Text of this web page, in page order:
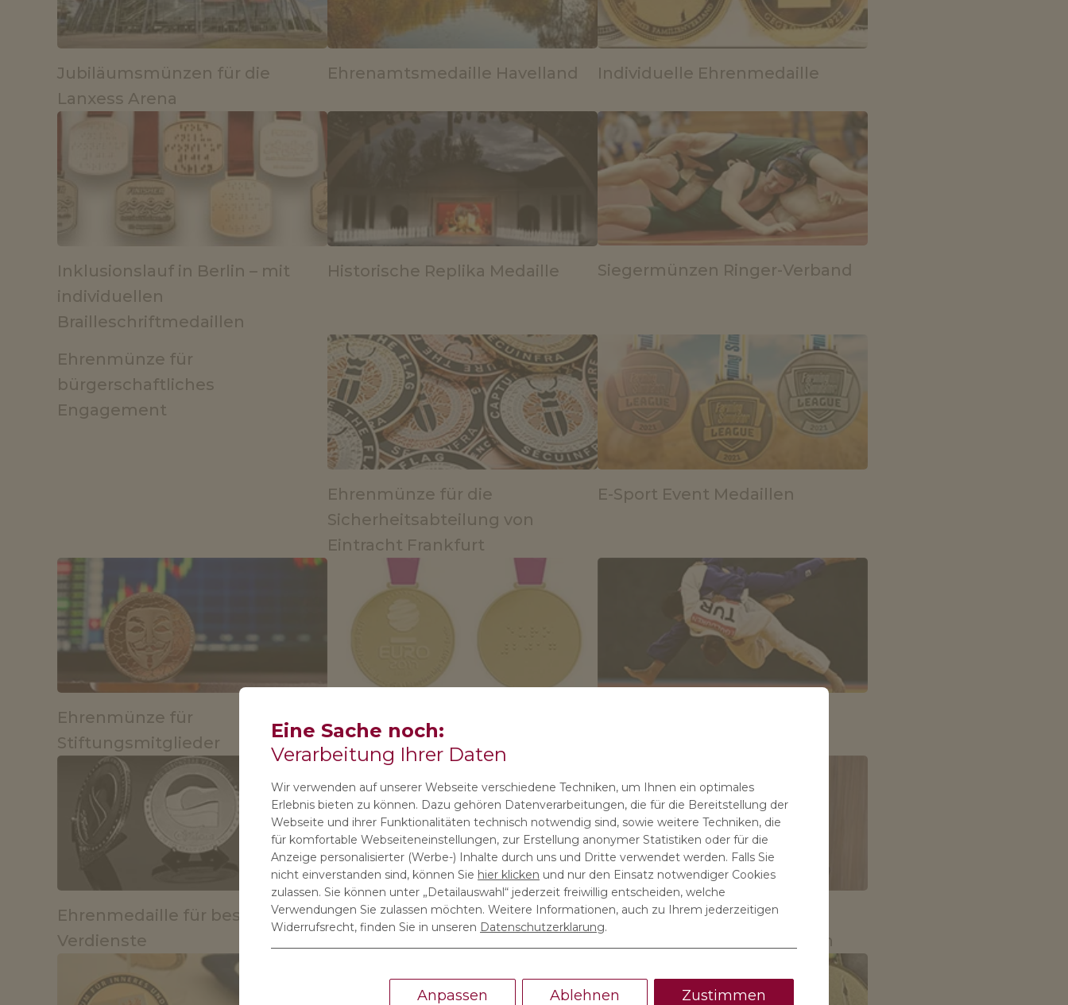
Jubiläumsmünzen für die
Lanxess Arena
Ehrenamtsmedaille Havelland Individuelle Ehrenmedaille
Inklusionslauf in Berlin – mit
individuellen
Brailleschriftmedaillen
Historische Replika Medaille Siegermünzen Ringer-Verband
Ehrenmünze für
bürgerschaftliches
Engagement
Ehrenmünze für die
Sicherheitsabteilung von
Eintracht Frankfurt
E-Sport Event Medaillen
Ehrenmünze für
Stiftungsmitglieder
Ehrenmedaille für besondere
Verdienste
Mitarbeiterehrung
Jubiläumsmedaillen für
Diplomatische Beziehungen
Eine Sache noch:
Verarbeitung Ihrer Daten
Wir verwenden auf unserer Webseite verschiedene Techniken, um Ihnen ein optimales
Erlebnis bieten zu können. Dazu gehören Datenverarbeitungen, die für die Bereitstellung der
Webseite und ihrer Funktionalitäten technisch notwendig sind, sowie weitere Techniken, die
für komfortable Webseiteneinstellungen, zur Erstellung anonymer Statistiken oder für die
Anzeige personalisierter (Werbe-) Inhalte durch uns und Dritte verwendet werden. Falls Sie
nicht einverstanden sind, können Sie hier klicken und nur den Einsatz notwendiger Cookies
zulassen. Sie können unter „Detailauswahl“ jederzeit freiwillig entscheiden, welche
Verwendungen Sie zulassen möchten. Weitere Informationen, auch zu Ihrem jederzeitigen
Widerrufsrecht, finden Sie in unseren Datenschutzerklarung.
Zustimmen
Ablehnen
Anpassen